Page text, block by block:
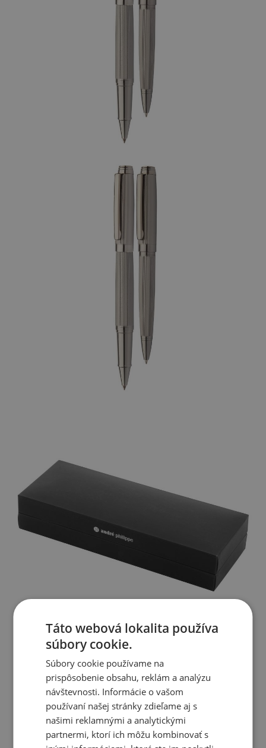
Táto webová lokalita používa
súbory cookie.
Súbory cookie používame na
prispôsobenie obsahu, reklám a analýzu
návštevnosti. Informácie o vašom
používaní našej stránky zdieľame aj s
našimi reklamnými a analytickými
partnermi, ktorí ich môžu kombinovať s